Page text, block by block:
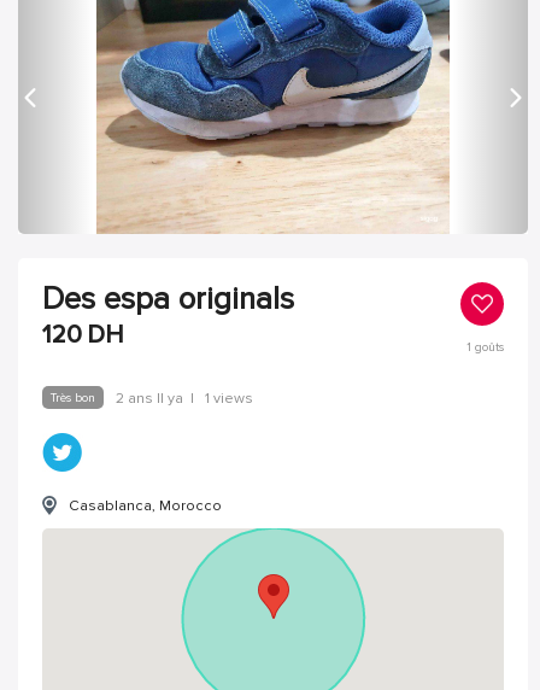
Des espa originals
120 DH 1 goûts
Très bon 2 ans Il ya | 1 views
Casablanca, Morocco